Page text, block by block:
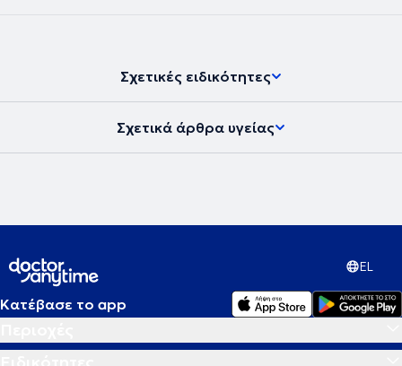
Σχετικές ειδικότητες
Σχετικά άρθρα υγείας
EL
Κατέβασε το app